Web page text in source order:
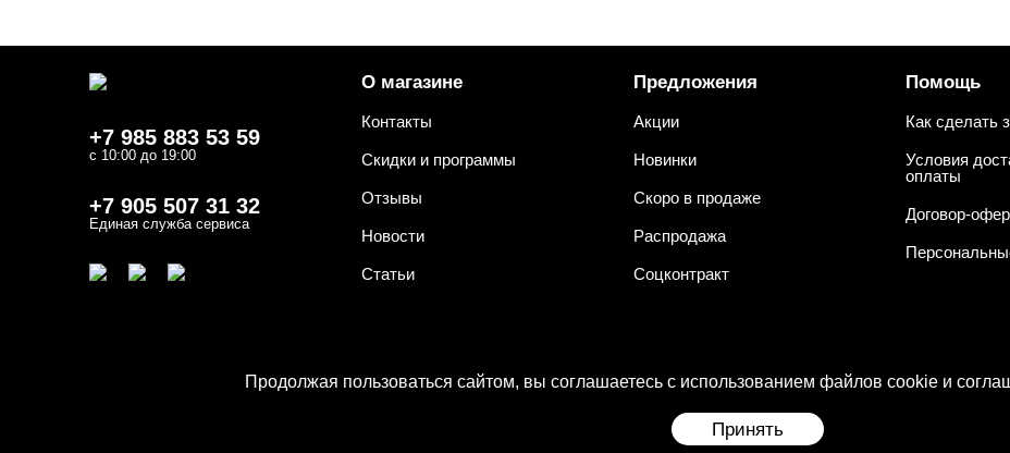
+7 985 883 53 59
с 10:00 до 19:00
+7 905 507 31 32
Единая служба сервиса
О магазине
Контакты
Скидки и программы
Отзывы
Новости
Статьи
Предложения
Акции
Новинки
Скоро в продаже
Распродажа
Соцконтракт
Помощь
Как сделать
Условия
оплаты
Договор-
Продолжая пользоваться сайтом, вы соглашаетесь с использованием файлов cookie и
Принять